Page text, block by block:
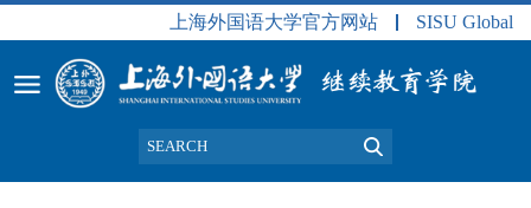
上海外国语大学官方网站 SISU Global